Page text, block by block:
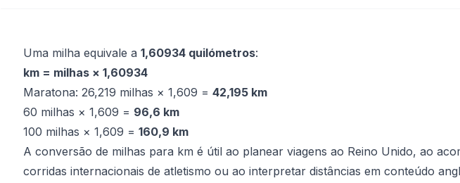
Uma milha equivale a 1,60934 quilómetros:
km = milhas × 1,60934
Maratona: 26,219 milhas × 1,609 = 42,195 km
60 milhas × 1,609 = 96,6 km
100 milhas × 1,609 = 160,9 km
A conversão de milhas para km é útil ao planear viagens ao Reino Unido, ao
corridas internacionais de atletismo ou ao interpretar distâncias em conteúdo